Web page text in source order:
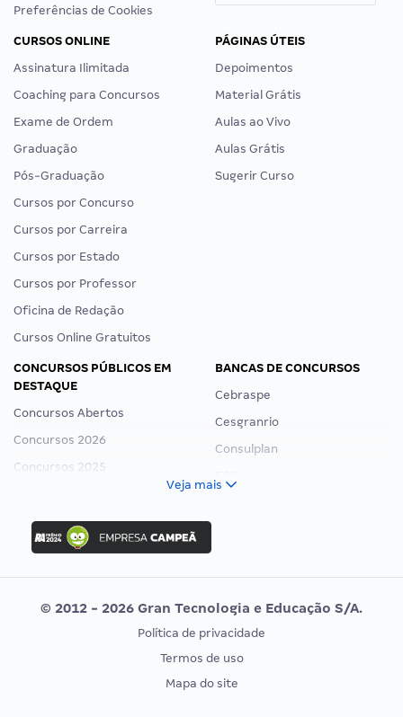
Preferências de Cookies
CURSOS ONLINE
Assinatura Ilimitada
Coaching para Concursos
Exame de Ordem
Graduação
Pós-Graduação
Cursos por Concurso
Cursos por Carreira
Cursos por Estado
Cursos por Professor
Oficina de Redação
Cursos Online Gratuitos
PÁGINAS ÚTEIS
Depoimentos
Material Grátis
Aulas ao Vivo
Aulas Grátis
Sugerir Curso
CONCURSOS PÚBLICOS EM
DESTAQUE
Concursos Abertos
Concursos 2026
Concursos 2025
Concurso Ibama
Concurso MPU
Editais publicados
BANCAS DE CONCURSOS
Cebraspe
Cesgranrio
Consulplan
Vunesp
CONCURSOS POR PROFISSÃO
EXAME DE ORDEM
Veja mais
© 2012 - 2026 Gran Tecnologia e Educação S/A.
Política de privacidade
Termos de uso
Mapa do site